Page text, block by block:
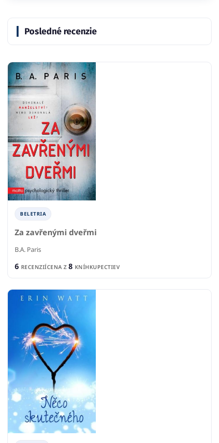
Posledné recenzie
BELETRIA
Za zavřenými dveřmi
B.A. Paris
6 RECENZIÍCENA Z 8 KNÍHKUPECTIEV